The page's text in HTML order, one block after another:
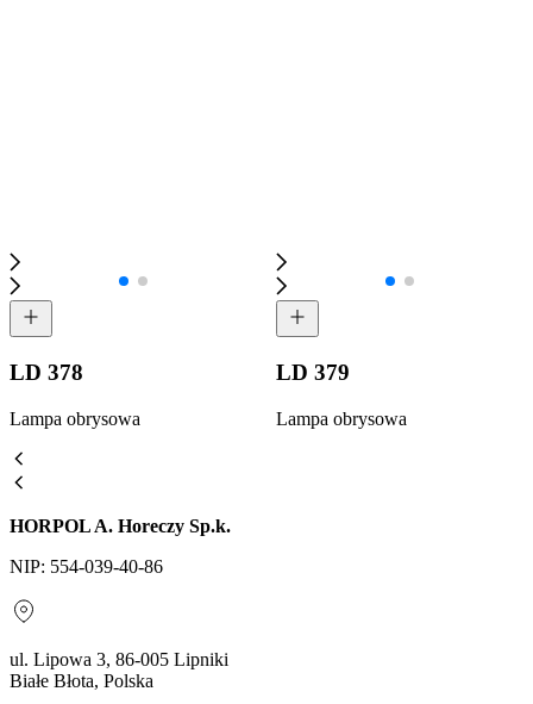
LD 378
Lampa obrysowa
LD 379
Lampa obrysowa
HORPOL A. Horeczy Sp.k.
NIP: 554-039-40-86
ul. Lipowa 3, 86-005 Lipniki
Białe Błota, Polska